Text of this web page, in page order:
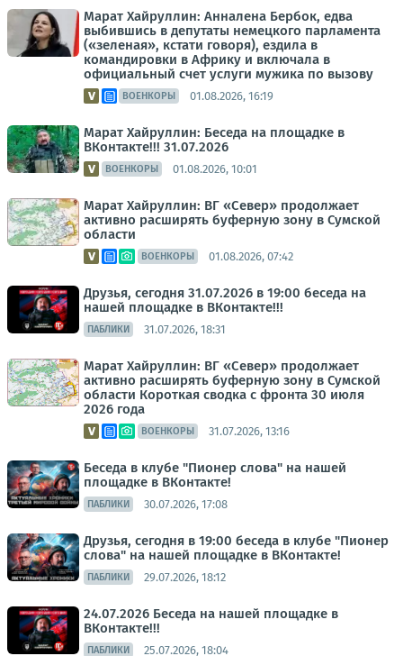
Марат Хайруллин: Анналена Бербок, едва
выбившись в депутаты немецкого парламента
(«зеленая», кстати говоря), ездила в
командировки в Африку и включала в
официальный счет услуги мужика по вызову
ВОЕНКОРЫ 01.08.2026, 16:19
Марат Хайруллин: Беседа на площадке в
ВКонтакте!!! 31.07.2026
ВОЕНКОРЫ 01.08.2026, 10:01
Марат Хайруллин: ВГ «Север» продолжает
активно расширять буферную зону в Сумской
области
ВОЕНКОРЫ 01.08.2026, 07:42
Друзья, сегодня 31.07.2026 в 19:00 беседа на
нашей площадке в ВКонтакте!!!
ПАБЛИКИ 31.07.2026, 18:31
Марат Хайруллин: ВГ «Север» продолжает
активно расширять буферную зону в Сумской
области Короткая сводка с фронта 30 июля
2026 года
ВОЕНКОРЫ 31.07.2026, 13:16
Беседа в клубе "Пионер слова" на нашей
площадке в ВКонтакте!
ПАБЛИКИ 30.07.2026, 17:08
Друзья, сегодня в 19:00 беседа в клубе "Пионер
слова" на нашей площадке в ВКонтакте!
ПАБЛИКИ 29.07.2026, 18:12
24.07.2026 Беседа на нашей площадке в
ВКонтакте!!!
ПАБЛИКИ 25.07.2026, 18:04